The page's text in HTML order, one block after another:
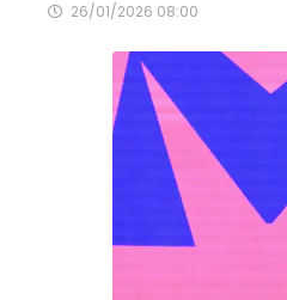
26/01/2026 08:00